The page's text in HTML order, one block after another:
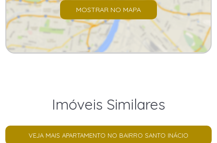
MOSTRAR NO MAPA
Imóveis Similares
VEJA MAIS APARTAMENTO NO BAIRRO SANTO INÁCIO